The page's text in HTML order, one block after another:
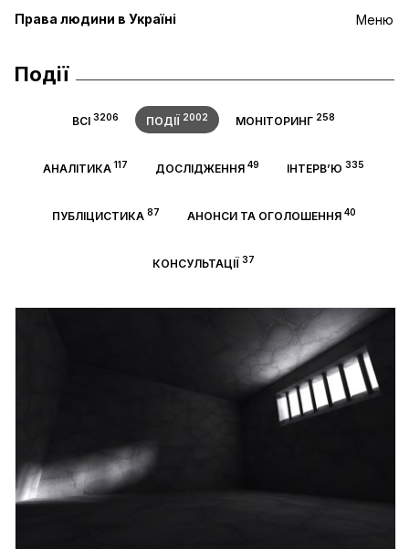
Меню
Права людини в Україні
Події
ВСІ 3206 ПОДІЇ 2002 МОНІТОРИНГ 258
АНАЛІТИКА 117 ДОСЛІДЖЕННЯ 49 ІНТЕРВ’Ю 335
ПУБЛІЦИСТИКА 87 АНОНСИ ТА ОГОЛОШЕННЯ40
КОНСУЛЬТАЦІЇ 37